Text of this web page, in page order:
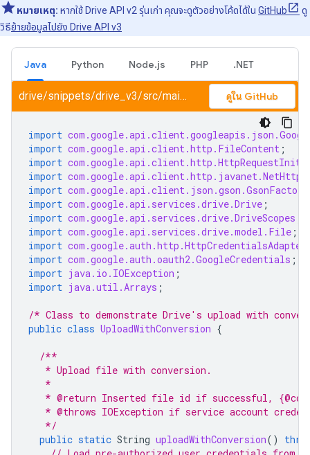
หมายเหตุ: หากใช้ Drive API v2 รุ่นเก่า คุณจะดูตัวอย่างโค้ดได้ใน GitHub
ดู
วิธีย้ายข้อมูลไปยัง Drive API v3
Java Python Node.js PHP .NET
drive/snippets/drive_v3/src/main/java/UploadWithConversion.java ดูใน GitHub
import
import com.google.api.client.http.FileContent ;
import
import
import com.google.api.client.json.gson.GsonFactory
import com.google.api.services.drive.Drive ;
import com.google.api.services.drive.DriveScopes
import com.google.api.services.drive.model.File ;
import com.google.auth.http.HttpCredentialsAdapter
import com.google.auth.oauth2.GoogleCredentials ;
import java.io.IOException ;
import java.util.Arrays ;
/* Class to demonstrate Drive's upload with
public class UploadWithConversion {
/**
   * Upload file with conversion.
   *
* @return Inserted file id if successful,
* @throws IOException if service account
   */
public static String uploadWithConversion()